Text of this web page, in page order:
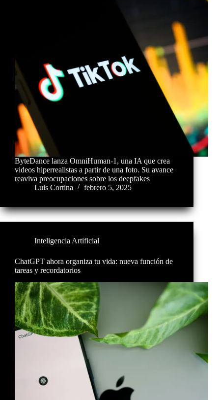
ByteDance lanza OmniHuman-1, una IA que crea
videos hiperrealistas a partir de una foto. Su avance
reaviva preocupaciones sobre los deepfakes
Luis Cortina
febrero 5, 2025
Inteligencia Artificial
ChatGPT ahora organiza tu vida: nueva función de
tareas y recordatorios